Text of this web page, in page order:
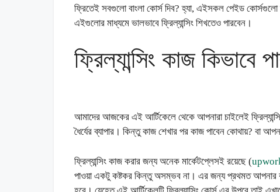
ফ্রিতেই সবগুলো বাংলা কোর্স দিব? হ্যা, এইসকল পেইড
এইগুলোর মাধ্যমে ভালভাবে ফ্রিল্যান্সিং শিখতেও পারবেন।
ফ্রিল্যান্সিং কাজ কিভাবে
আমাদের আজকের এই আর্টিকেলে থেকে আপনারা চাইলেই
ধৈর্যের ব্যাপার। কিন্তু কাজ শেখার পর কাজ পাবেন কোথায়? বা
ফ্রিল্যান্সিং কাজ করার জন্য অনেক মার্কেটপ্লেসই রয়েছে (
পাওয়া একটু কষ্টকর কিন্তু অসম্ভব না। এর জন্য প্রথমত আপনার